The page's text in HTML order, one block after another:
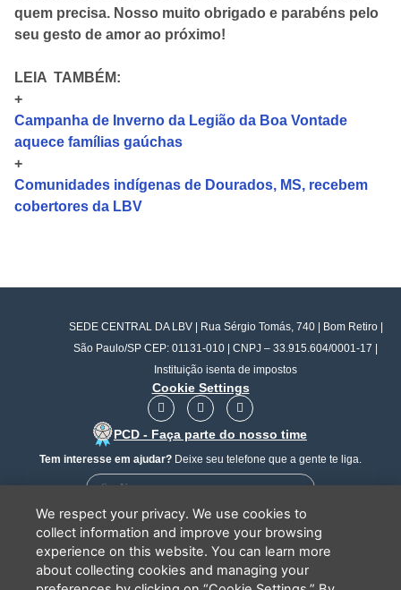
quem precisa. Nosso muito obrigado e parabéns pelo
seu gesto de amor ao próximo!
LEIA TAMBÉM:
+
Campanha de Inverno da Legião da Boa Vontade
aquece famílias gaúchas
+
Comunidades indígenas de Dourados, MS, recebem
cobertores da LBV
SEDE CENTRAL DA LBV | Rua Sérgio Tomás, 740 | Bom Retiro |
São Paulo/SP CEP: 01131-010 | CNPJ – 33.915.604/0001-17 |
Instituição isenta de impostos
Cookie Settings
F
a
c
e
b
o
o
I
n
s
t
a
g
r
m
Y
o
u
t
u
b
e
PCD - Faça parte do nosso time
Tem interesse em ajudar? Deixe seu telefone que a gente te liga.
Li e concordo que minhas informações serão tratadas de
We respect your privacy. We use cookies to
collect information and improve your browsing
experience on this website. You can learn more
about collecting cookies and managing your